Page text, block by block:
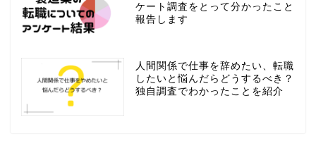
ケート調査をとって分かったこと
報告します
人間関係で仕事を辞めたい、転職
したいと悩んだらどうするべき？
独自調査でわかったことを紹介